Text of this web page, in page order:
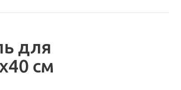
для
см